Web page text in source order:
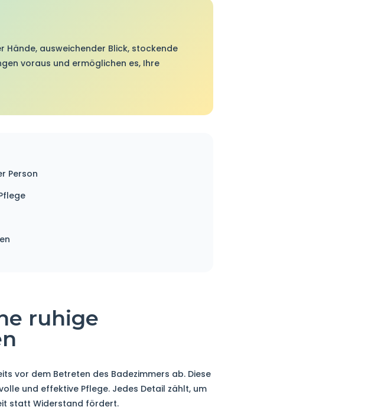
Hände, ausweichender Blick, stockende
voraus und ermöglichen es, Ihre
Person
ruhige
vor dem Betreten des Badezimmers ab. Diese
und effektive Pflege. Jedes Detail zählt, um
statt Widerstand fördert.